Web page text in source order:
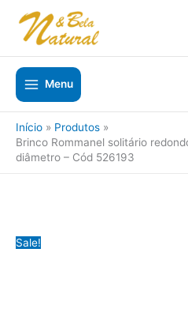
para
conteúdo
Menu
Início
Produtos
Brinco Rommanel solitário
diâmetro – Cód 526193
Sale!